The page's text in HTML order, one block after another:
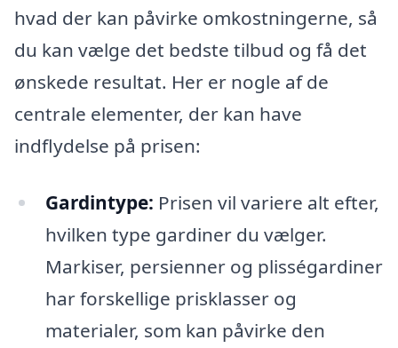
hvad der kan påvirke omkostningerne, så
du kan vælge det bedste tilbud og få det
ønskede resultat. Her er nogle af de
centrale elementer, der kan have
indflydelse på prisen:
Gardintype: Prisen vil variere alt efter,
hvilken type gardiner du vælger.
Markiser, persienner og plisségardiner
har forskellige prisklasser og
materialer, som kan påvirke den